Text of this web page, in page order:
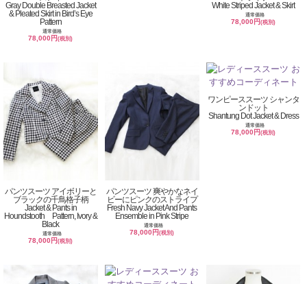
Gray Double Breasted Jacket
& Pleated Skirt in Bird’s Eye
Pattern
通常価格
78,000円(税別)
White Striped Jacket & Skirt
通常価格
78,000円(税別)
パンツスーツ アイボリーと
ブラックの千鳥格子柄
Jacket & Pants in
Houndstooth Pattern, Ivory &
Black
通常価格
78,000円(税別)
パンツスーツ 爽やかなネイ
ビーにピンクのストライプ
Fresh Navy Jacket And Pants
Ensemble in Pink Stripe
通常価格
78,000円(税別)
ワンピーススーツ シャンタ
ンドット
Shantung Dot Jacket & Dress
通常価格
78,000円(税別)